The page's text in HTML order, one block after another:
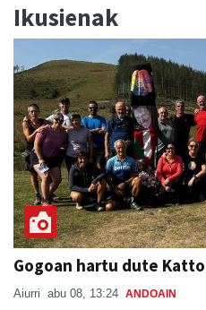
Ikusienak
Gogoan hartu dute
Aiurri abu 08, 13:24 ANDOAIN